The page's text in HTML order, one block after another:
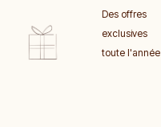
Des offres
exclusives
toute l'année